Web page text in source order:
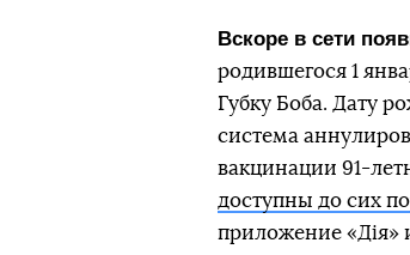
Вскоре в сети
родившегося 1
Губку Боба. Дату
система
вакцинации 91-
доступны до сих
приложение «Дія»